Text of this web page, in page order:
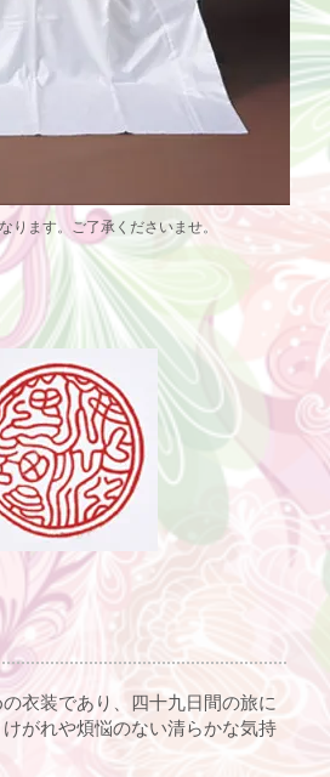
ます。ご了承くださいませ。
衣装であり、四十九日間の旅に
がれや煩悩のない清らかな気持